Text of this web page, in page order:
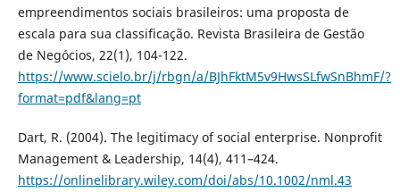
empreendimentos sociais brasileiros: uma proposta de
escala para sua classificação. Revista Brasileira de Gestão
de Negócios, 22(1), 104-122.
https://www.scielo.br/j/rbgn/a/BJhFktM5v9HwsSLfwSnBhmF/?
format=pdf&lang=pt
Dart, R. (2004). The legitimacy of social enterprise. Nonprofit
Management & Leadership, 14(4), 411–424.
https://onlinelibrary.wiley.com/doi/abs/10.1002/nml.43